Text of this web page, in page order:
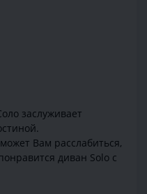
заслуживает
Вам расслабиться,
диван Solo с